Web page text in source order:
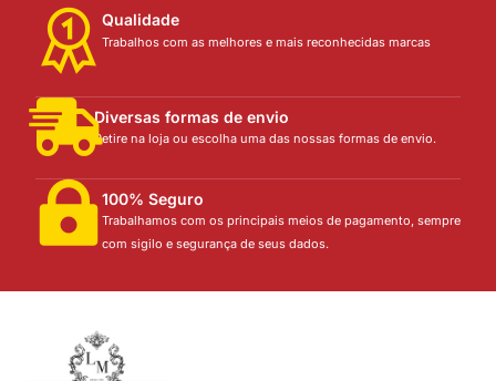
Qualidade
Trabalhos com as melhores e mais reconhecidas marcas
Diversas formas de envio
Retire na loja ou escolha uma das nossas formas de envio.
100% Seguro
Trabalhamos com os principais meios de pagamento, sempre
com sigilo e segurança de seus dados.